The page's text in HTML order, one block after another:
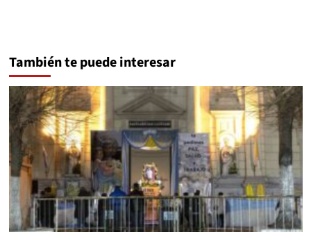
También te puede interesar